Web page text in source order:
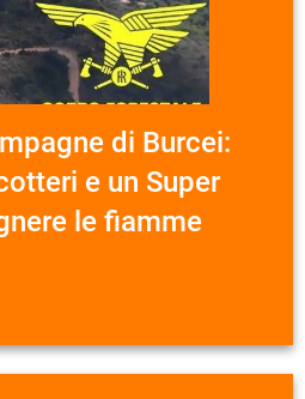
di Burcei:
e un Super
le fiamme